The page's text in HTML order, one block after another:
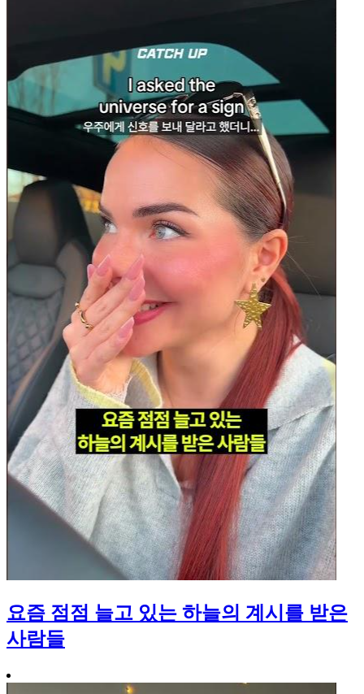
요즘 점점 늘고 있는 하늘의 계시를 받은
사람들